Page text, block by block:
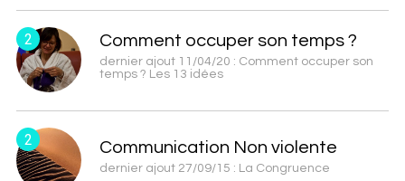
2 Comment occuper son temps ?
dernier ajout 11/04/20 : Comment occuper son
temps ? Les 13 idées
2 Communication Non violente
dernier ajout 27/09/15 : La Congruence